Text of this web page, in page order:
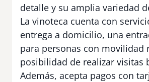
detalle y su amplia variedad
La vinoteca cuenta con
entrega a domicilio, una
para personas con movilidad
posibilidad de realizar visitas
Además, acepta pagos con